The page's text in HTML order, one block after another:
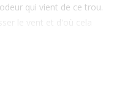
qui vient de ce trou.
le vent et d'où cela
parles d'injecter